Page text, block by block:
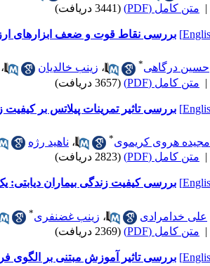
| متن کامل (PDF) (3441 دریافت)
بررسی نقاط قوت و ضعف ابزارهای
حسین درگاهی* ، زینب خالدیان ،
| متن کامل (PDF) (3657 دریافت)
بررسی تاثیر تمرینات پیلاتس بر کیفیت
مجیده هروی کریموی* ، ناهید رژه
| متن کامل (PDF) (2823 دریافت)
بررسی کیفیت زندگی بیماران دیابتی:
علی خدامرادی ، زینب غضنفری*
| متن کامل (PDF) (2369 دریافت)
بررسی تاثیر آموزش مبتنی بر الگوی